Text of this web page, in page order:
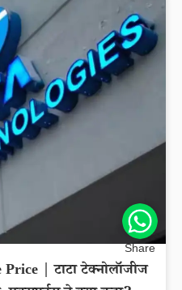
| टाटा टेक्नोलॉजीज
Share